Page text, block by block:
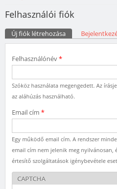
Felhasználói fiók
Elsődleges fülek
Új fiók létrehozása (aktív fül)
Felhasználónév*
Szóköz használata megengedett. Az
az aláhúzás használható.
Email cím *
Egy működő email cím. A rendszer
email cím nem jelenik meg nyilvánosan,
értesítő szolgáltatások igénybevétele
CAPTCHA